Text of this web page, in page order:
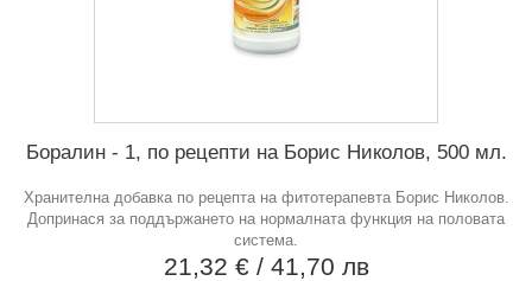
Боралин - 1, по рецепти на Борис Николов, 500 мл.
Хранителна добавка по рецепта на фитотерапевта Борис Николов.
Допринася за поддържането на нормалната функция на половата
система.
21,32 € / 41,70 лв